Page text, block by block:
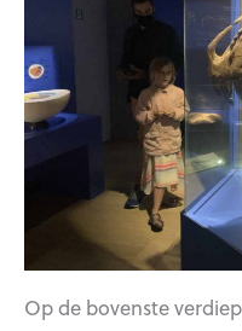
Op de bovenste